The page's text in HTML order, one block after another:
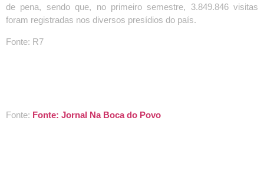
de pena, sendo que, no primeiro semestre, 3.849.846 visitas
foram registradas nos diversos presídios do país.
Fonte: R7
Fonte: Fonte: Jornal Na Boca do Povo